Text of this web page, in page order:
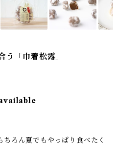
う「巾着松露」
ろん夏でもやっぱり食べたく